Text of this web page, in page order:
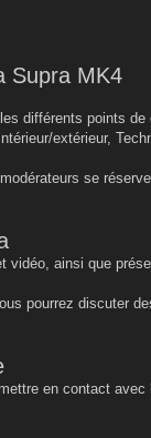
Supra MK4
différents points
extérieur,
se
vidéo, ainsi que
pourrez discuter
en contact